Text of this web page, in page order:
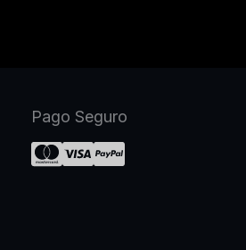
Pago Seguro